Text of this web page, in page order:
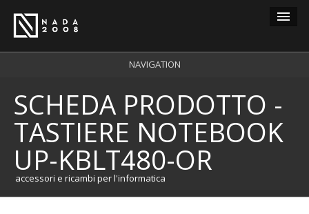
carrello 0
login
registrazione
NAVIGATION
SCHEDA PRODOTTO -
TASTIERE NOTEBOOK
UP-KBLT480-OR
accessori e ricambi per l'informatica